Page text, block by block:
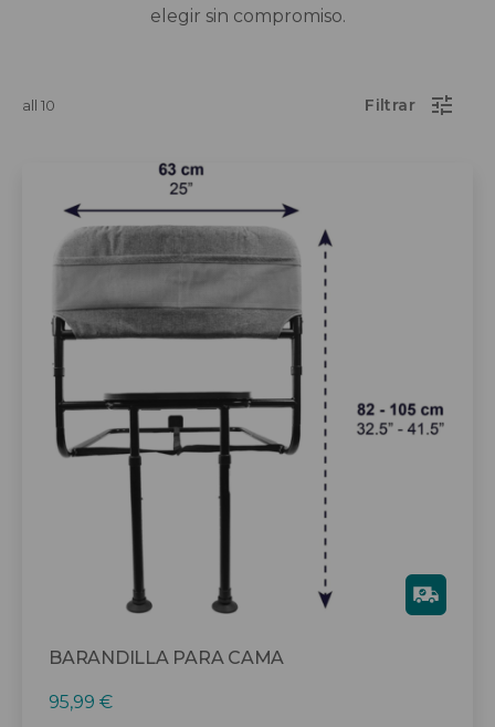
elegir sin compromiso.
all 10
BARANDILLA PARA CAMA
Gra
tis
95,99 €